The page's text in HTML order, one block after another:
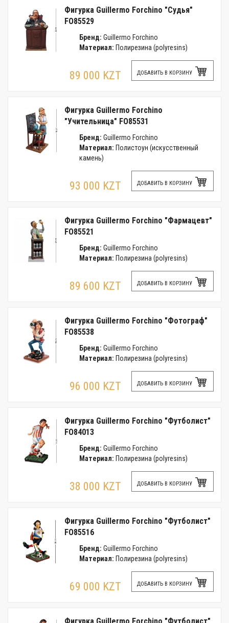
Фигурка Guillermo Forchino "Судья"
FO85529
Бренд: Guillermo Forchino
Материал: Полирезина (polyresins)
89 000 KZT ДОБАВИТЬ В КОРЗИНУ
Фигурка Guillermo Forchino
"Учительница" FO85531
Бренд: Guillermo Forchino
Материал: Полистоун (искусственный
камень)
93 000 KZT ДОБАВИТЬ В КОРЗИНУ
Фигурка Guillermo Forchino "Фармацевт"
FO85521
Бренд: Guillermo Forchino
Материал: Полирезина (polyresins)
89 600 KZT ДОБАВИТЬ В КОРЗИНУ
Фигурка Guillermo Forchino "Фотограф"
FO85538
Бренд: Guillermo Forchino
Материал: Полирезина (polyresins)
96 000 KZT ДОБАВИТЬ В КОРЗИНУ
Фигурка Guillermo Forchino "Футболист"
FO84013
Бренд: Guillermo Forchino
Материал: Полирезина (polyresins)
38 000 KZT ДОБАВИТЬ В КОРЗИНУ
Фигурка Guillermo Forchino "Футболист"
FO85516
Бренд: Guillermo Forchino
Материал: Полирезина (polyresins)
69 000 KZT ДОБАВИТЬ В КОРЗИНУ